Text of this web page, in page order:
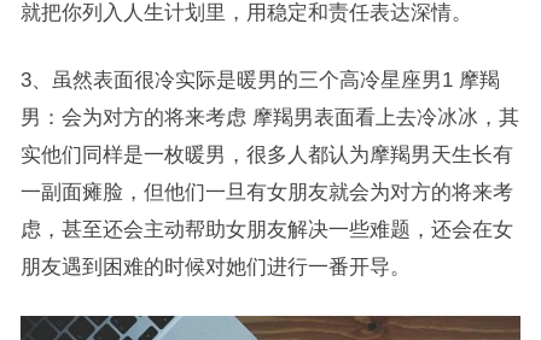
就把你列入人生计划里，用稳定和责任表达深情。
3、虽然表面很冷实际是暖男的三个高冷星座男1 摩羯
男：会为对方的将来考虑 摩羯男表面看上去冷冰冰，其
实他们同样是一枚暖男，很多人都认为摩羯男天生长有
一副面瘫脸，但他们一旦有女朋友就会为对方的将来考
虑，甚至还会主动帮助女朋友解决一些难题，还会在女
朋友遇到困难的时候对她们进行一番开导。